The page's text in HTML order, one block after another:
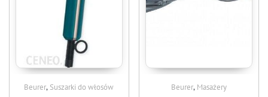
Beurer, Suszarki do włosów Beurer, Masażery